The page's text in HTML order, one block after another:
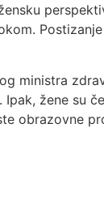
Postizanje
ministra
žene su
obrazovne